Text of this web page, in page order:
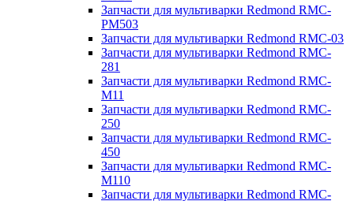
Запчасти для мультиварки Redmond RMC-
PM503
Запчасти для мультиварки Redmond RMC-03
Запчасти для мультиварки Redmond RMC-
281
Запчасти для мультиварки Redmond RMC-
M11
Запчасти для мультиварки Redmond RMC-
250
Запчасти для мультиварки Redmond RMC-
450
Запчасти для мультиварки Redmond RMC-
M110
Запчасти для мультиварки Redmond RMC-